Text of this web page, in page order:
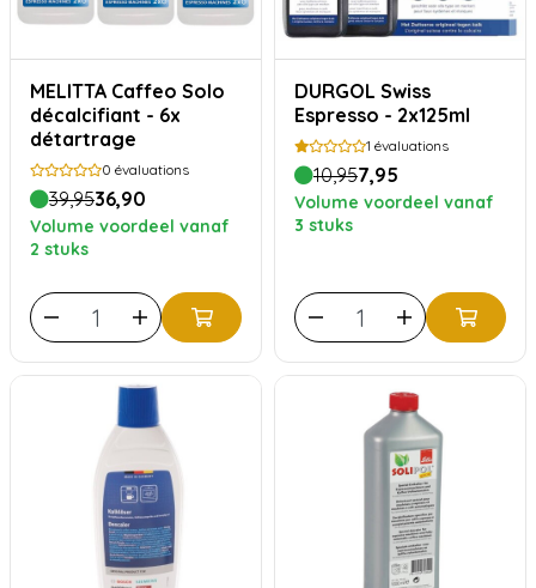
MELITTA Caffeo Solo
décalcifiant - 6x
détartrage
0 évaluations
39,9536,90
Volume voordeel vanaf
2 stuks
DURGOL Swiss
Espresso - 2x125ml
1 évaluations
10,957,95
Volume voordeel vanaf
3 stuks